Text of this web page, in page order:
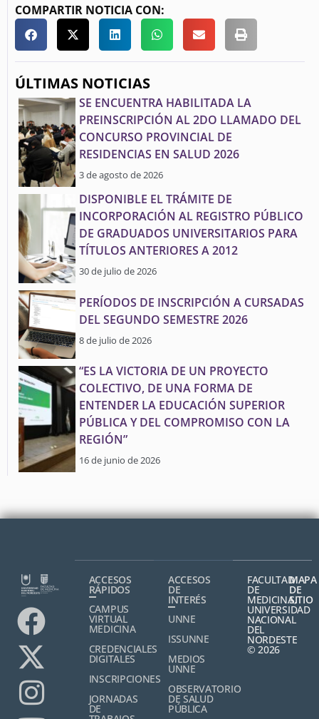
COMPARTIR NOTICIA CON:
ÚLTIMAS NOTICIAS
SE ENCUENTRA HABILITADA LA
PREINSCRIPCIÓN AL 2DO LLAMADO DEL
CONCURSO PROVINCIAL DE
RESIDENCIAS EN SALUD 2026
3 de agosto de 2026
DISPONIBLE EL TRÁMITE DE
INCORPORACIÓN AL REGISTRO PÚBLICO
DE GRADUADOS UNIVERSITARIOS PARA
TÍTULOS ANTERIORES A 2012
30 de julio de 2026
PERÍODOS DE INSCRIPCIÓN A CURSADAS
DEL SEGUNDO SEMESTRE 2026
8 de julio de 2026
“ES LA VICTORIA DE UN PROYECTO
COLECTIVO, DE UNA FORMA DE
ENTENDER LA EDUCACIÓN SUPERIOR
PÚBLICA Y DEL COMPROMISO CON LA
REGIÓN”
16 de junio de 2026
ACCESOS
RÁPIDOS
CAMPUS
VIRTUAL
MEDICINA
CREDENCIALES
DIGITALES
INSCRIPCIONES
JORNADAS
DE
ACCESOS
DE
INTERÉS
UNNE
ISSUNNE
MEDIOS
UNNE
OBSERVATORIO
DE SALUD
PÚBLICA
FACULTAD
DE
MEDICINA,
UNIVERSIDAD
NACIONAL
DEL
NORDESTE
© 2026
MAPA
DE
SITIO